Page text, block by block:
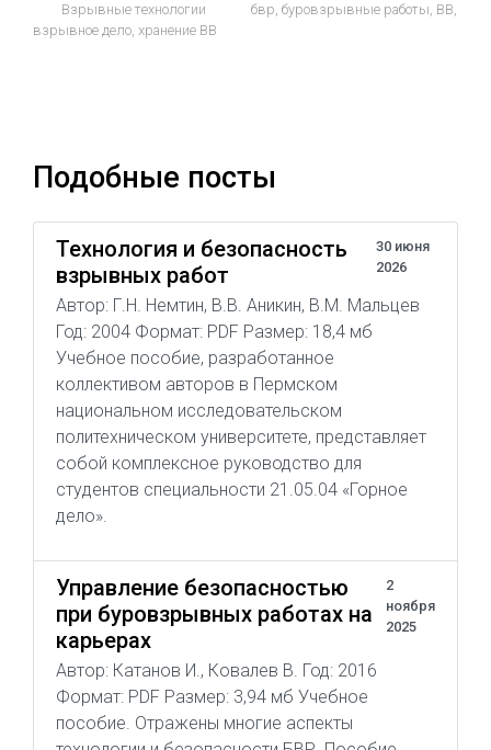
Взрывные технологии бвр,буровзрывные работы, ВВ,
взрывное дело, хранение ВВ
Подобные посты
Технология и безопасность
взрывных работ
30 июня
2026
Автор: Г.Н. Немтин, В.В. Аникин, В.М. Мальцев
Год: 2004 Формат: PDF Размер: 18,4 мб
Учебное пособие, разработанное
коллективом авторов в Пермском
национальном исследовательском
политехническом университете, представляет
собой комплексное руководство для
студентов специальности 21.05.04 «Горное
дело».
Управление безопасностью
при буровзрывных работах на
карьерах
2
ноября
2025
Автор: Катанов И., Ковалев В. Год: 2016
Формат: PDF Размер: 3,94 мб Учебное
пособие. Отражены многие аспекты